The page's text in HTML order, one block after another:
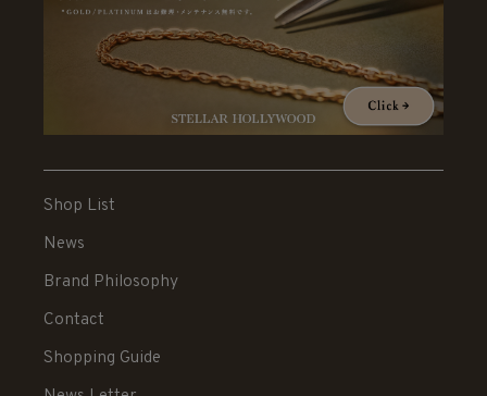
Shop List
News
Brand Philosophy
Contact
Shopping Guide